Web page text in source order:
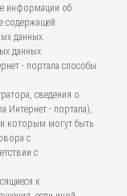
информации об
содержащей:
данных.
данных.
- портала способы
сведения о
Интернет - портала),
которым могут быть
с
с
к